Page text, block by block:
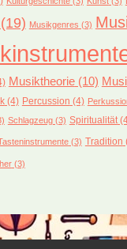
Musikgenres (3)
Musiktheorie(10)
(4) Percussion (4)
Schlagzeug(3) Spiritualität
(3) Tradition
(3)